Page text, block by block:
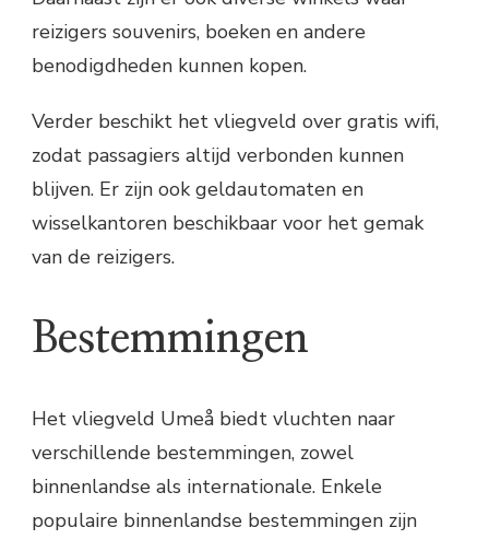
reizigers souvenirs, boeken en andere
benodigdheden kunnen kopen.
Verder beschikt het vliegveld over gratis wifi,
zodat passagiers altijd verbonden kunnen
blijven. Er zijn ook geldautomaten en
wisselkantoren beschikbaar voor het gemak
van de reizigers.
Bestemmingen
Het vliegveld Umeå biedt vluchten naar
verschillende bestemmingen, zowel
binnenlandse als internationale. Enkele
populaire binnenlandse bestemmingen zijn